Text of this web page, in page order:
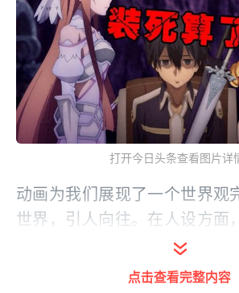
打开今日头条查看图片详
动画为我们展现了一个世界观
世界，引人向往。在人设方面
的专一，桐人就显得有些“沾
自身的强大与帅气，勾搭来了
点击查看完整内容